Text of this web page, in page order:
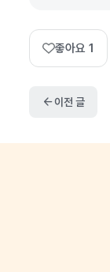
좋아요 1
arrow_back이전 글